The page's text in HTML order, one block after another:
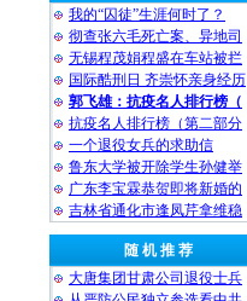
我的“囚徒”生涯何时了？
彻查张六毛死亡案、异地司
无锡程茂娟程盛在车站被拦
国际酷刑日 齐崇怀亲身经历
郭飞雄：抗疫名人排行榜（
抗疫名人排行榜（第二部分
一个退役女兵的求助信
鲁东大学被开除学生孙健举
广东李宝霖恭贺即将新婚的
吉林省通化市逢凤芹拿维稳
随 机 推 荐
大唐集团甘肃公司退役士兵